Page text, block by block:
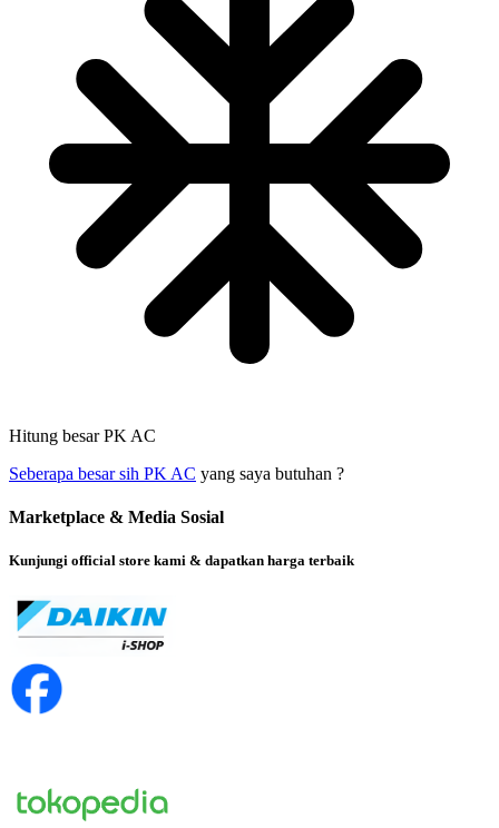
Hitung besar PK AC
Seberapa besar sih PK AC yang saya butuhan ?
Marketplace & Media Sosial
Kunjungi official store kami & dapatkan harga terbaik